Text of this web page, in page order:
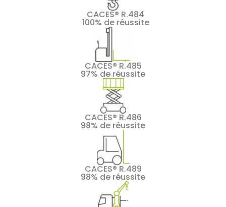
CACES® R.484
100% de réussite
CACES® R.485
97% de réussite
CACES® R.486
98% de réussite
CACES® R.489
98% de réussite